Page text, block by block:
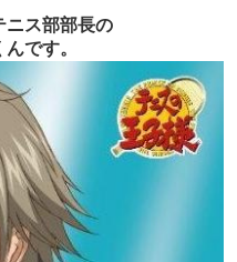
ニス部部長の
です。